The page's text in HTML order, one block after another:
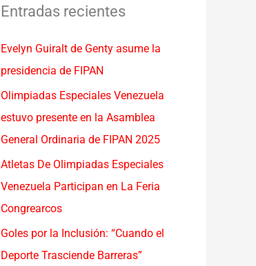
a
p
o
r
:
Entradas recientes
Evelyn Guiralt de Genty asume la
presidencia de FIPAN
Olimpiadas Especiales Venezuela
estuvo presente en la Asamblea
General Ordinaria de FIPAN 2025
Atletas De Olimpiadas Especiales
Venezuela Participan en La Feria
Congrearcos
Goles por la Inclusión: “Cuando el
Deporte Trasciende Barreras”